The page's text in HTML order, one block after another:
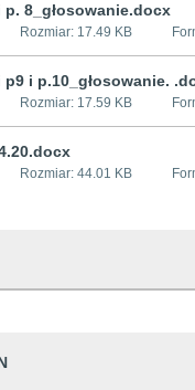
8_głosowanie.docx
Rozmiar: 17.49 KB
i p.10_głosowanie.
Rozmiar: 17.59 KB
Rozmiar: 44.01 KB